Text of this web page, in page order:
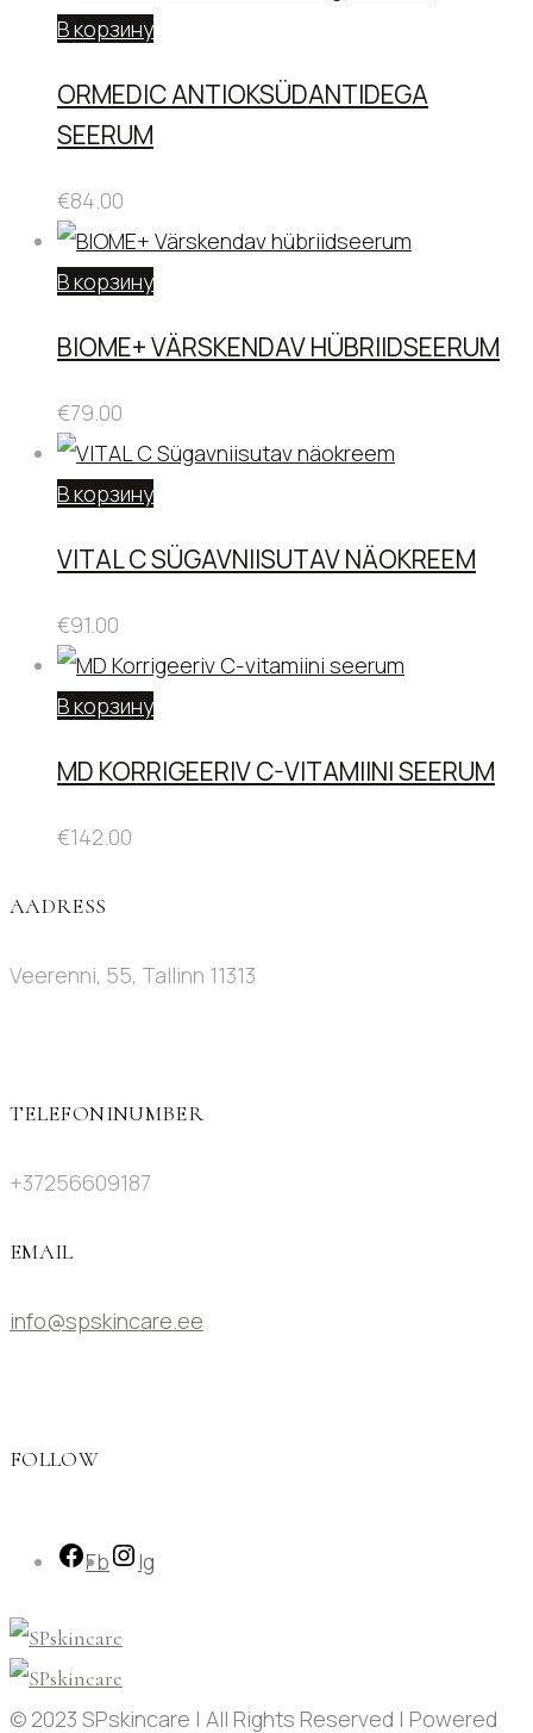
В корзину
ORMEDIC ANTIOKSÜDANTIDEGA
SEERUM
€84.00
В корзину
BIOME+ VÄRSKENDAV HÜBRIIDSEERUM
€79.00
В корзину
VITAL C SÜGAVNIISUTAV NÄOKREEM
€91.00
В корзину
MD KORRIGEERIV C-VITAMIINI SEERUM
€142.00
AADRESS
Veerenni, 55, Tallinn 11313
TELEFONINUMBER
+37256609187
EMAIL
info@spskincare.ee
FOLLOW
Fb Ig
© 2023 SPskincare | All Rights Reserved | Powered